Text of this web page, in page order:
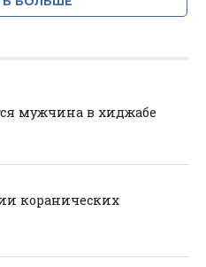
мужчина в хиджабе
коранических